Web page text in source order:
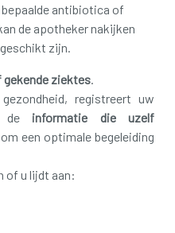
bepaalde antibiotica of
de apotheker nakijken
zijn.
ziektes
registreert uw
deinformatie die uzelf
een optimale begeleiding
of u lijdt aan: